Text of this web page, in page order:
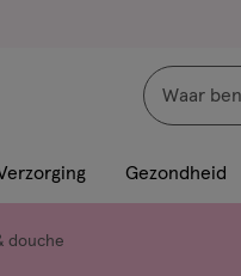
Zoeken
met
dit
Gezondheid
douche